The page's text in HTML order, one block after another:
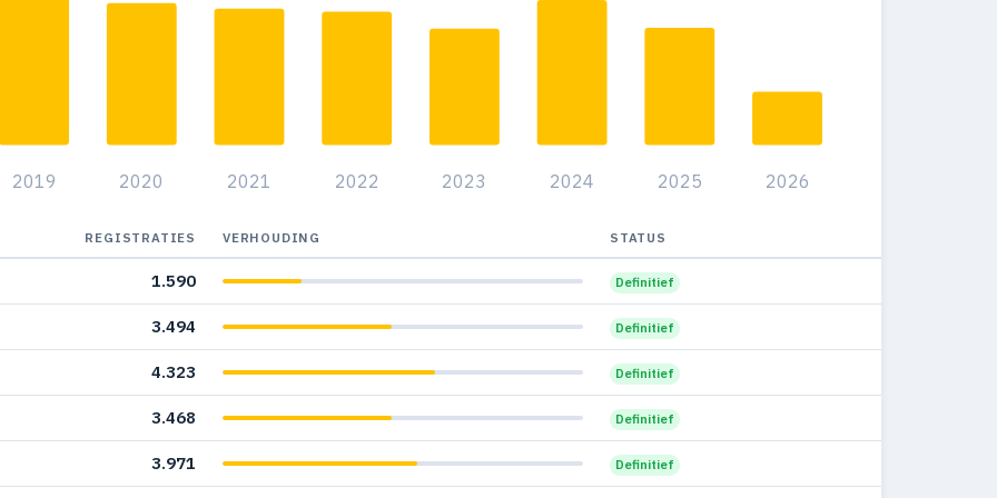
400 32
39
304
147
93
38
75
2019 2020 2021 2022 2023 2024 2025 2026
REGISTRATIES VERHOUDING STATUS
1.590 Definitief
3.494 Definitief
4.323 Definitief
3.468 Definitief
3.971 Definitief